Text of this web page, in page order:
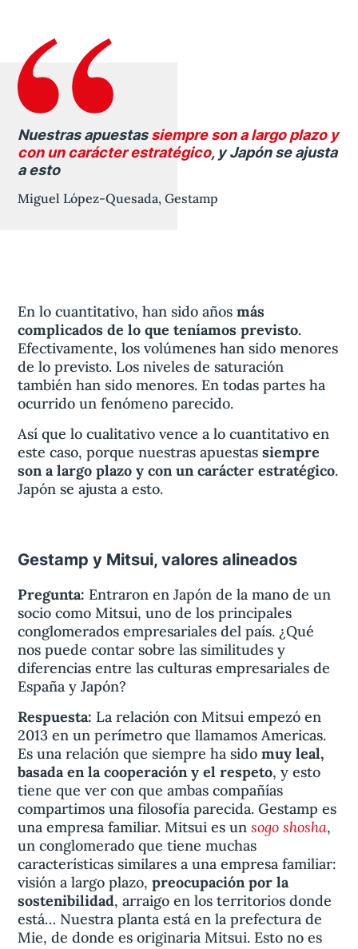
Nuestras apuestassiempre son a largo plazo y
con un carácter estratégico, y Japón se ajusta
a esto
Miguel López-Quesada, Gestamp
En lo cuantitativo, han sido añosmás
complicados de lo que teníamos previsto.
Efectivamente, los volúmenes han sido menores
de lo previsto. Los niveles de saturación
también han sido menores. En todas partes ha
ocurrido un fenómeno parecido.
Así que lo cualitativo vence a lo cuantitativo en
este caso, porque nuestras apuestassiempre
son a largo plazo y con un carácter estratégico.
Japón se ajusta a esto.
Gestamp y Mitsui, valores alineados
Pregunta: Entraron en Japón de la mano de un
socio como Mitsui, uno de los principales
conglomerados empresariales del país. ¿Qué
nos puede contar sobre las similitudes y
diferencias entre las culturas empresariales de
España y Japón?
Respuesta: La relación con Mitsui empezó en
2013 en un perímetro que llamamos Americas.
Es una relación que siempre ha sidomuy leal,
basada en la cooperación y el respeto, y esto
tiene que ver con que ambas compañías
compartimos una filosofía parecida. Gestamp es
una empresa familiar. Mitsui es unsogo shosha,
un conglomerado que tiene muchas
características similares a una empresa familiar:
visión a largo plazo,preocupación por la
sostenibilidad, arraigo en los territorios donde
está… Nuestra planta está en la prefectura de
Mie, de donde es originaria Mitsui. Esto no es